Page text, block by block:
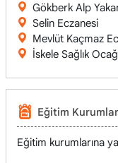
Gökberk Alp
Selin Eczanesi
Mevlüt Kaçmaz
İskele Sağlık
Eğitim
Eğitim kurumlarına